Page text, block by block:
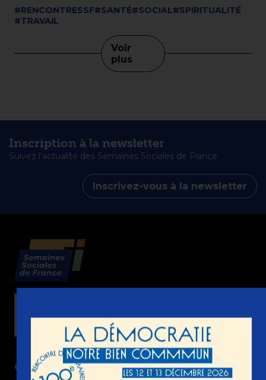
#RENCONTRESSF#SANTÉ#SOCIAL#SPIRITUALITÉ
#TRAVAIL
Voir
plus
Inscription à la newsletter
Suivez l’actualité des Semaines Sociales de France
Inscrivez-vous à la newsletter
Contact